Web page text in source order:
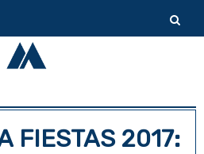
FIESTAS 2017: